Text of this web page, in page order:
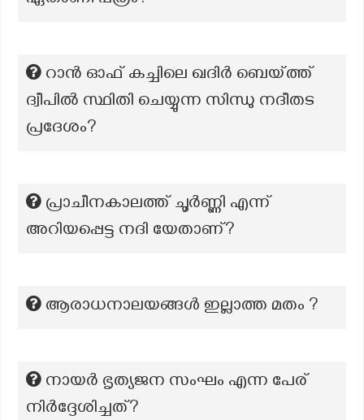
റാൻ ഓഫ് കച്ചിലെ ഖദിർ ബെയ്ത്ത്
ദ്വീപിൽ സ്ഥിതി ചെയ്യുന്ന സിന്ധു നദീതട
പ്രദേശം?
പ്രാചീനകാലത്ത് ചൂര്‍ണ്ണി എന്ന്
അറിയപ്പെട്ട നദി യേതാണ്?
ആരാധനാലയങ്ങൾ ഇല്ലാത്ത മതം ?
നായർ ഭൃത്യജന സംഘം എന്ന പേര്
നിർദ്ദേശിച്ചത്?